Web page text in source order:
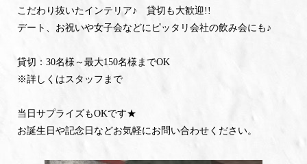
こだわり抜いたインテリア♪ 貸切も大歓迎!!
デート、お祝いや女子会などにピッタリ会社の飲み会にも♪
貸切：30名様～最大150名様までOK
※詳しくはスタッフまで
当日サプライズもOKです★
お誕生日や記念日などお気軽にお問い合わせください。